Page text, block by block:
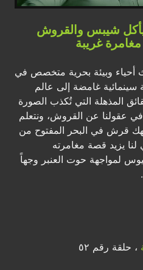
شيبس والقروش
غريبة
أحياء وبيئة بحرية متخصص في
سينمائية غامضة إلى عالم
المذهلة التي تُكذب الصورة
في عقولنا عن القروش، ونتعلم
قرش في البحر المفتوح من
يزيد قصة مغامرته
لمواجهة حوت العنبر وجهاً
، حلقة رقم ٥٢